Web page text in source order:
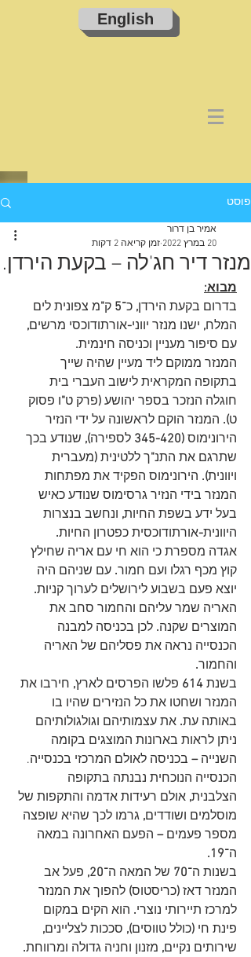
English
פוסט
מנזר דיר חג'לה – בקעת הירדן.
אמיר בן דרור
20 במרץ 2022
זמן קריאה 2 דקות
מבוא:
בדרום בקעת הירדן, כ־5 ק"מ צפונית לים
המלח, ישנו מנזר יווני-אורתודוכסי מרשים,
עם סיפור מעניין וכניסה חינמית.
המנזר ממוקם ליד מעיין שהיה שייך
בתקופה המקראית לישוב העברי בית
חוגלה הנזכר בספר יהושע (פרק ט"ו פסוק
ט). המנזר הוקם לראשונה על ידי הנזיר
הירונימוס (345-420 לספירה), שנודע בכך
שתרגם את התנ"ך ללטינית (מעברית
ויוונית). הירונימוס הפקיד את מפתחות
המנזר בידי הנזיר גרסימוס שנודע כאיש
בעל ידע בשפת החיות, ונחשב בנצרות
היוונית-אורתודוכסית כפטרון החיות.
אגדה מספרת כי הוא חי עם אריה שחילץ
קוץ מכף רגלו ועם חמור. עם שניהם היה
יוצא פעם בשבוע לירושלים לערוך קניות.
האריה שמר עליהם והחמור סחב את
המוצרים שקנה. לכן בכניסה למבנה
הכנסייה נראה את פסליהם של האריה
והחמור.
בשנת
פלשו הפרסים לארץ, חירבו את
המנזר ושחטו את כל הנזירים שהיו בו
באותה עת. את עצמותיהם וגולגולותיהם
ניתן לראות בארונות המוצגים בקומה
השנייה – בכניסה לאולם המרכזי בכנסייה.
הכנסייה הנוכחית נבנתה בתקופה
הצלבנית, אולם רעידות אדמה והתקפות של
מוסלמים ושודדים, גרמו לכך שהיא שופצה
מספר פעמים – הפעם האחרונה במאה
ה־19.
בשנות ה־70 של המאה ה־20, פעל אב
המנזר דאז (כריסטוס) להפוך את המנזר
למרכז תיירותי נוצרי. הוא הקים במקום
פינת חי (כולל טווסים), סככות לצליינים,
שירותים נקיים, מזנון וחניה גדולה ומרווחת.